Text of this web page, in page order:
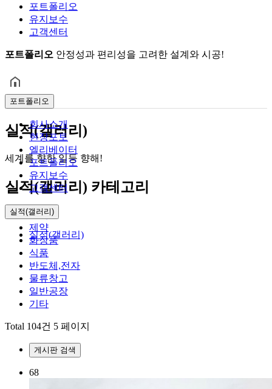
포트폴리오
유지보수
고객센터
포트폴리오 안정성과 편리성을 고려한 설계와 시공!
포트폴리오
회사소개
현장포토
엘리베이터
포트폴리오
유지보수
고객센터
실적(갤러리)
실적(갤러리)
실적(갤러리)
세계를 향한 일등 향해!
실적(갤러리) 카테고리
전체
제약
화장품
식품
반도체,전자
물류창고
일반공장
기타
Total 104건 5 페이지
게시판 검색
68